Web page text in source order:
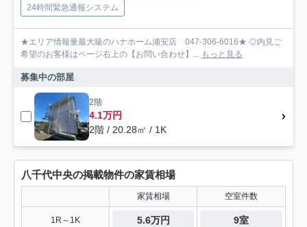
24時間緊急通報システム
★エリア情報量最大級のハナホーム浦安店 047-306-6016★ ◎内見ご
希望のお客様はページ右上の【お問い合わせ】... もっと見る
募集中の部屋
2階
4.1万円
2階 / 20.28㎡ / 1K
八千代中央の掲載物件の家賃相場
家賃相場 空室件数
1R～1K 5.6万円 9室